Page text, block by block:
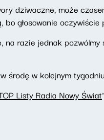
dziwaczne, może
głosowanie oczywiście
na razie jednak pozwólmy
środę w kolejnym
Listy Radia Nowy Świat